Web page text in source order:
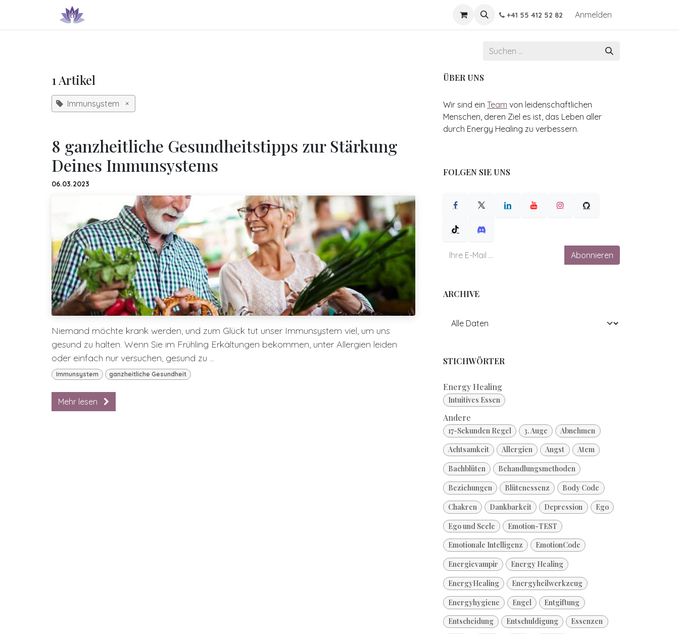
Zum Inhalt springen
+41 55 412 52 82 Anmelden
1 Artikel
Immunsystem ×
8 ganzheitliche Gesundheitstipps zur Stärkung
Deines Immunsystems
06.03.2023
Niemand möchte krank werden, und zum Glück tut unser Immunsystem viel, um uns
gesund zu halten. Wenn Sie im Frühling Erkältungen bekommen, unter Allergien leiden
oder einfach nur versuchen, gesund zu ...
Immunsystem ganzheitliche Gesundheit
Mehr lesen
ÜBER UNS
Wir sind ein Team von leidenschaftlichen
Menschen, deren Ziel es ist, das Leben aller
durch Energy Healing zu verbessern.
FOLGEN SIE UNS
Abonnieren
ARCHIVE
STICHWÖRTER
Energy Healing
Intuitives Essen
Andere
17-Sekunden Regel 3. Auge
Abnehmen
Achtsamkeit
Allergien Angst
Atem
Bachblüten
Behandlungsmethoden
Beziehungen
Blütenessenz
Body Code
Chakren
Dankbarkeit Depression
Ego
Ego und Seele
Emotion-TEST
Emotionale Intelligenz
EmotionCode
Energievampir
Energy Healing
EnergyHealing
Energyheilwerkzeug
Energyhygiene
Engel
Entgiftung
Entscheidung
Entschuldigung
Essenzen